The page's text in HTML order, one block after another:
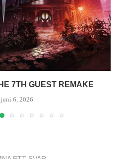
– LEGACY OF THE
DARK...